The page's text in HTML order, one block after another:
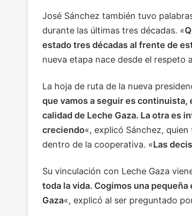
José Sánchez también tuvo
durante las últimas tres décadas. «
estado tres décadas al frente de
nueva etapa nace desde el respeto
La hoja de ruta de la nueva
que vamos a seguir es continuista,
calidad de Leche Gaza. La otra es
creciendo«, explicó Sánchez,
dentro de la cooperativa. «Las
Su vinculación con Leche Gaza
toda la vida. Cogimos una
Gaza«, explicó al ser preguntado